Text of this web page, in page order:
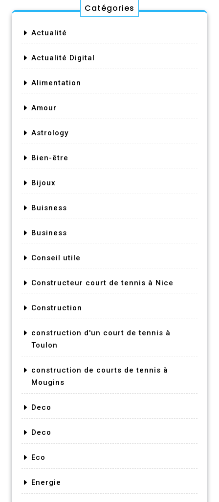
Catégories
Actualité
Actualité Digital
Alimentation
Amour
Astrology
Bien-être
Bijoux
Buisness
Business
Conseil utile
Constructeur court de tennis à Nice
Construction
construction d'un court de tennis à
Toulon
construction de courts de tennis à
Mougins
Deco
Deco
Eco
Energie